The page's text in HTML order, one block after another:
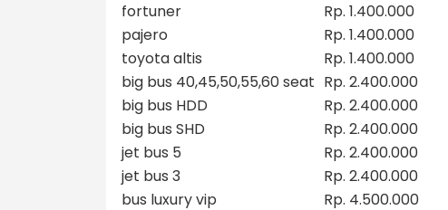
fortuner
Rp. 1.400.000
pajero
Rp. 1.400.000
toyota altis
Rp. 1.400.000
big bus 40,45,50,55,60 seat Rp. 2.400.000
big bus HDD
Rp. 2.400.000
big bus SHD
Rp. 2.400.000
jet bus 5
Rp. 2.400.000
jet bus 3
Rp. 2.400.000
bus luxury vip
Rp. 4.500.000